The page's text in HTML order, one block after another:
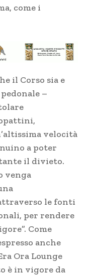
come i
il Corso sia e
–
velocità
a poter
il divieto.
venga
le fonti
per rendere
Come
anche
Ora Lounge
è in vigore da